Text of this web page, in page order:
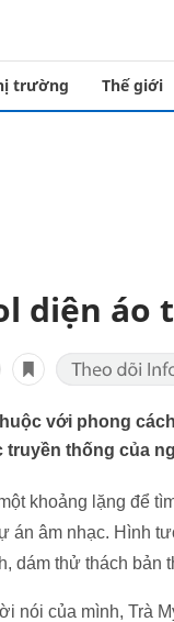
trường Thế giới
diện áo
với phong
truyền thống của
khoảng lặng để
án âm nhạc. Hình
dám thử thách bản
nói của mình, Trà